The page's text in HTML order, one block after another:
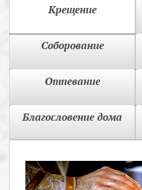
Крещение
Соборование
Отпевание
Благословение дома